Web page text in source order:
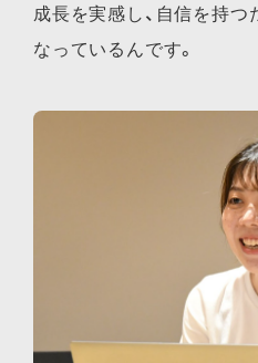
成長を実感し、自信を持
なっているんです。